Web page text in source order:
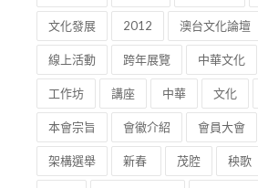
文化發展 2012 澳台文化論壇
線上活動 跨年展覽 中華文化
工作坊 講座 中華 文化
本會宗旨 會徽介紹 會員大會
架構選舉 新春 茂腔 秧歌